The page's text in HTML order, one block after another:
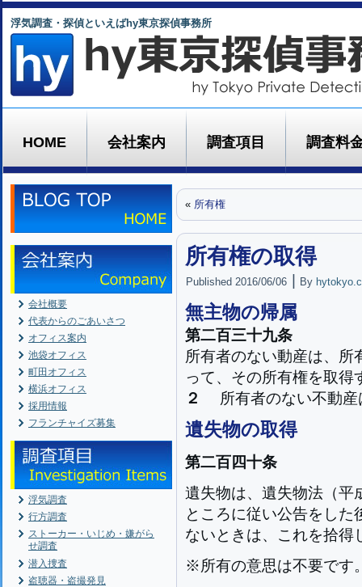
浮気調査・探偵といえばhy東京探偵事務所
HOME 会社案内 調査項目 調査料
会社概要
代表からのごあいさつ
オフィス案内
池袋オフィス
町田オフィス
横浜オフィス
採用情報
フランチャイズ募集
浮気調査
行方調査
ストーカー・いじめ・嫌がら
せ調査
潜入捜査
盗聴器・盗撮発見
« 所有権
所有権の取得
Published 2016/06/06 By
無主物の帰属
第二百三十九条
所有者のない動産は、所
って、その所有権を取得
２
所有者のない不動産
遺失物の取得
第二百四十条
遺失物は、遺失物法（平
ところに従い公告をし
ないときは、これを拾得
※所有の意思は不要です